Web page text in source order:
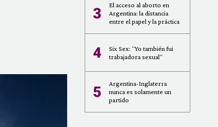
3
El acceso al aborto en
Argentina: la distancia
entre el papel y la práctica
4
Six Sex: "Yo también fui
trabajadora sexual"
5
Argentina-Inglaterra
nunca es solamente un
partido